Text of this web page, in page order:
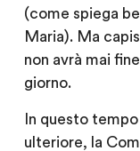
(come spiega
Maria). Ma
non avrà mai
giorno.
In questo
ulteriore, la